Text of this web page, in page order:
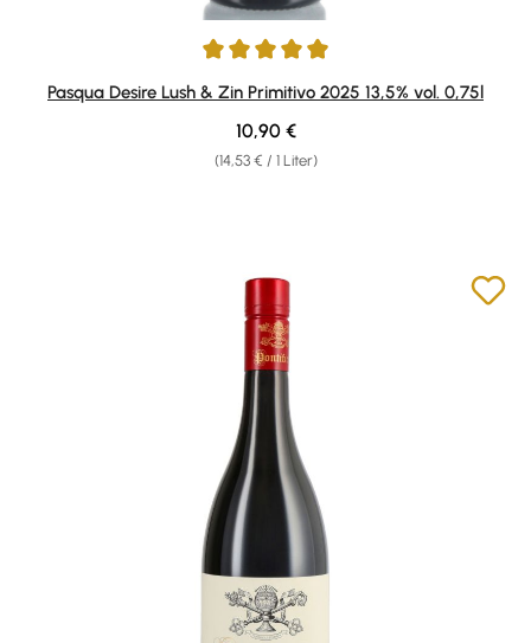
Durchschnittliche Bewertung von 4.91 von 5 Sternen
Pasqua Desire Lush & Zin Primitivo 2025 13,5% vol. 0,75l
(14,53 € / 1 Liter)
Regulärer Preis:
10,90 €